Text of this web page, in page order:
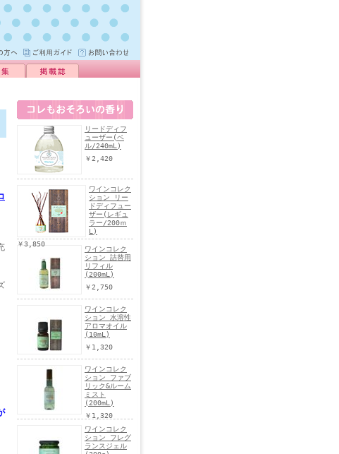
リードディフ
ューザー(ベ
ル/240mL)
￥2,420
ワインコレク
ション リー
ドディフュー
ザー(レギュ
ラー/200ｍ
L)
￥3,850
ワインコレク
ション 詰替用
リフィル
(200mL)
￥2,750
ワインコレク
ション 水溶性
アロマオイル
(10mL)
￥1,320
ワインコレク
ション ファブ
リック&ルーム
ミスト
(200mL)
￥1,320
ワインコレク
ション フレグ
ランスジェル